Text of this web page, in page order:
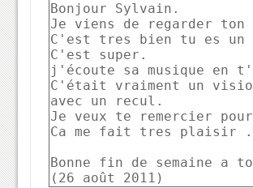
Bonjour Sylvain.
Je viens de regarder
C'est tres bien tu es
C'est super.
j'écoute sa musique
C'était vraiment un
avec un recul.
Je veux te remercier
Ca me fait tres plaisir .
Bonne fin de semaine a
(26 août 2011)